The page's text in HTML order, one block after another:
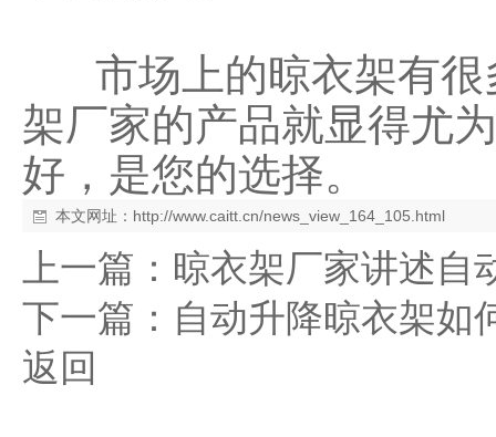
市场上的晾衣架有很
架厂家的产品就显得尤
好，是您的选择。
本文网址： http://www.caitt.cn/news_view_164_105.html
上一篇： 晾衣架厂家讲述自
下一篇： 自动升降晾衣架如
返回